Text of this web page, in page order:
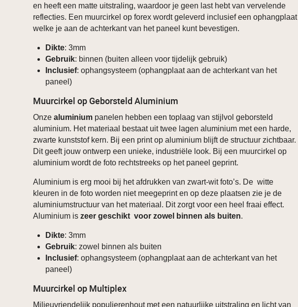
en heeft een matte uitstraling, waardoor je geen last hebt van vervelende
reflecties. Een muurcirkel op forex wordt geleverd inclusief een ophangplaat
welke je aan de achterkant van het paneel kunt bevestigen.
Dikte: 3mm
Gebruik: binnen (buiten alleen voor tijdelijk gebruik)
Inclusief: ophangsysteem (ophangplaat aan de achterkant van het
paneel)
Muurcirkel op Geborsteld Aluminium
Onzealuminium panelen hebben een toplaag van stijlvol geborsteld
aluminium. Het materiaal bestaat uit twee lagen aluminium met een harde,
zwarte kunststof kern. Bij een print op aluminium blijft de structuur zichtbaar.
Dit geeft jouw ontwerp een unieke, industriële look. Bij een muurcirkel op
aluminium wordt de foto rechtstreeks op het paneel geprint.
Aluminium is erg mooi bij het afdrukken van zwart-wit foto’s. De witte
kleuren in de foto worden niet meegeprint en op deze plaatsen zie je de
aluminiumstructuur van het materiaal. Dit zorgt voor een heel fraai effect.
Aluminium iszeer geschikt voor zowel binnen als buiten.
Dikte: 3mm
Gebruik: zowel binnen als buiten
Inclusief: ophangsysteem (ophangplaat aan de achterkant van het
paneel)
Muurcirkel op Multiplex
Milieuvriendelijk populierenhout met een natuurlijke uitstraling en licht van